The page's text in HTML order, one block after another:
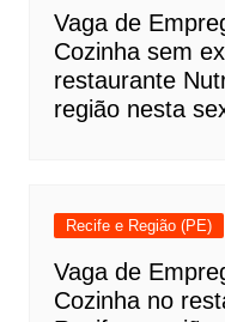
Vaga de
Cozinha sem
restaurante
região nesta
Recife e Região (PE)
Vaga de
Cozinha no